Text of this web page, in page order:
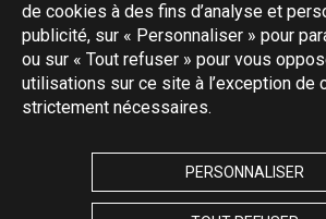
de cookies à des fins d’analyse et
publicité, sur « Personnaliser » pour
ou sur « Tout refuser » pour vous
utilisations sur ce site à l’exception de
strictement nécessaires.
PERSONNALISER